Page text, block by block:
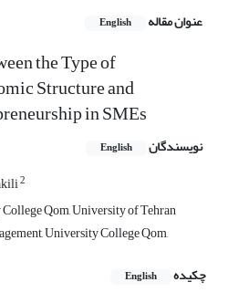
عنوان مقاله English
the Type of
Structure and
in SMEs
نویسندگان English
2
Qom, University of Tehran
University College Qom,
چکیده
English